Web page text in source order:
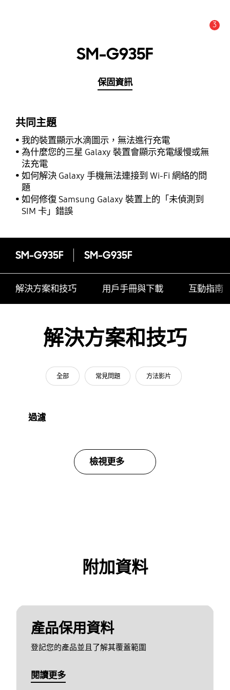
3
SM-G935F
保固資訊
共同主題
我的裝置顯示水滴圖示，無法進行充電
為什麼您的三星 Galaxy 裝置會顯示充電緩慢或無
法充電
如何解決 Galaxy 手機無法連接到 Wi-Fi 網絡的問
題
如何修復 Samsung Galaxy 裝置上的「未偵測到
SIM 卡」錯誤
SM-G935F SM-G935F
解決方案和技巧 用戶手冊與下載 互動指南
解決方案和技巧
全部 常見問題 方法影片
過濾
檢視更多
附加資料
產品保用資料
登記您的產品並且了解其覆蓋範圍
閱讀更多